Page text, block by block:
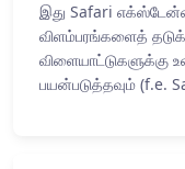
இது Safari
விளம்பரங்களைத்
விளையாட்டுகளுக்கு
பயன்படுத்தவும் (f.e.